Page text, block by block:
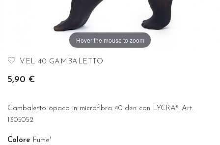
Hover the mouse to zoom
VEL 40 GAMBALETTO
5,90 €
Gambaletto opaco in microfibra 40 den con LYCRA®. Art.
1305052
Colore Fume'